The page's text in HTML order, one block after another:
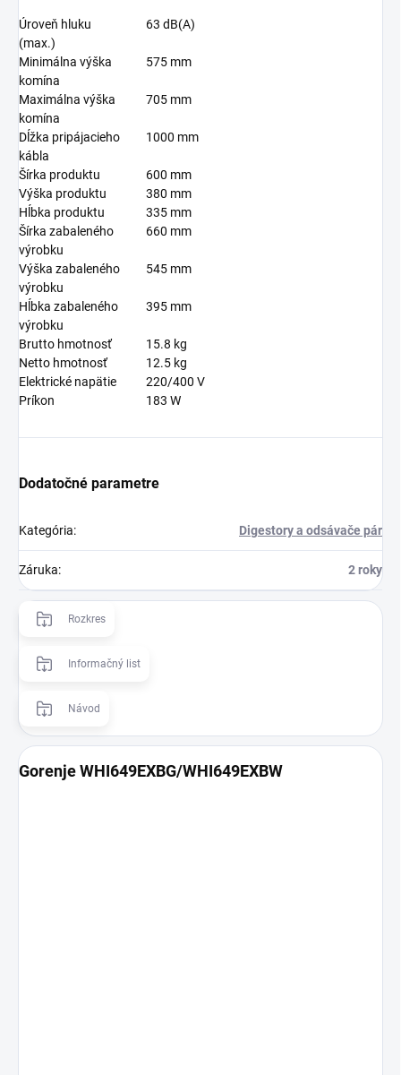
Úroveň hluku
(max.)
63 dB(A)
Minimálna výška
komína
575 mm
Maximálna výška
komína
705 mm
Dĺžka pripájacieho
kábla
1000 mm
Šírka produktu
600 mm
Výška produktu
380 mm
Hĺbka produktu
335 mm
Šírka zabaleného
výrobku
660 mm
Výška zabaleného
výrobku
545 mm
Hĺbka zabaleného
výrobku
395 mm
Brutto hmotnosť
15.8 kg
Netto hmotnosť
12.5 kg
Elektrické napätie
220/400 V
Príkon
183 W
Dodatočné parametre
Kategória: Digestory a odsávače pár
Záruka: 2 roky
Rozkres
Informačný list
Návod
Gorenje WHI649EXBG/WHI649EXBW